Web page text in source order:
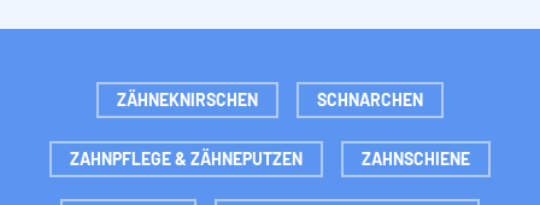
ZÄHNEKNIRSCHEN SCHNARCHEN
ZAHNPFLEGE & ZÄHNEPUTZEN ZAHNSCHIENE